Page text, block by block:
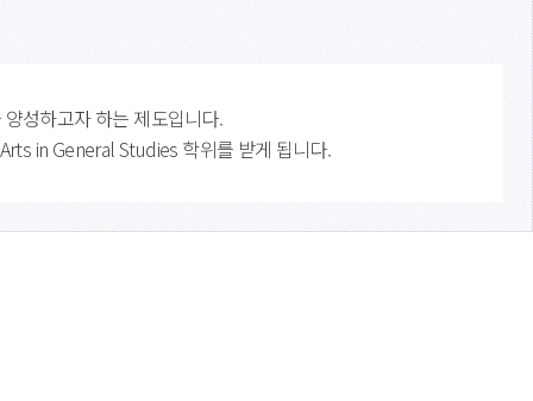
성하고자 하는 제도입니다.
in General Studies 학위를 받게 됩니다.